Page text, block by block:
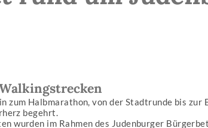
zum Halbmarathon, von der Stadtrunde bis
begehrt.
wurden im Rahmen des Judenburger